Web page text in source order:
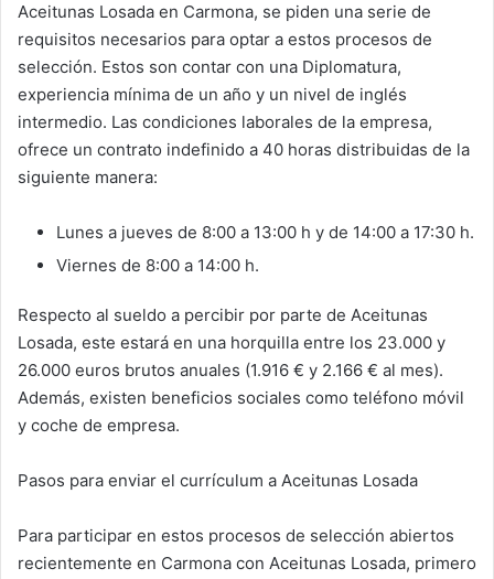
Aceitunas Losada en Carmona, se piden una serie de
requisitos necesarios para optar a estos procesos de
selección. Estos son contar con una Diplomatura,
experiencia mínima de un año y un nivel de inglés
intermedio. Las condiciones laborales de la empresa,
ofrece un contrato indefinido a 40 horas distribuidas de la
siguiente manera:
Lunes a jueves de 8:00 a 13:00 h y de 14:00 a 17:30 h.
Viernes de 8:00 a 14:00 h.
Respecto al sueldo a percibir por parte de Aceitunas
Losada, este estará en una horquilla entre los 23.000 y
26.000 euros brutos anuales (1.916 € y 2.166 € al mes).
Además, existen beneficios sociales como teléfono móvil
y coche de empresa.
Pasos para enviar el currículum a Aceitunas Losada
Para participar en estos procesos de selección abiertos
recientemente en Carmona con Aceitunas Losada, primero